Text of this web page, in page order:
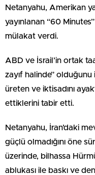
Netanyahu, Amerikan
yayınlanan “60
mülakat verdi.
ABD ve İsrail’in ortak
zayıf halinde” olduğunu
üreten ve iktisadını
ettiklerini tabir etti.
Netanyahu, İran’daki
güçlü olmadığını öne
üzerinde, bilhassa
ablukası ile baskı ve